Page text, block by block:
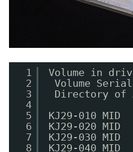
1
2
3
4
5
6
7
8
Volume in
Volume
Directory of
KJ29-010 MID
KJ29-020 MID
KJ29-030 MID
KJ29-040 MID